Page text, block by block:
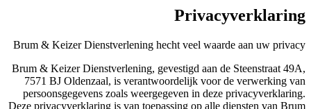
Privacyverklaring
Brum & Keizer Dienstverlening hecht veel waarde aan uw privacy
Brum & Keizer Dienstverlening, gevestigd aan de Steenstraat 49A,
7571 BJ Oldenzaal, is verantwoordelijk voor de verwerking van
persoonsgegevens zoals weergegeven in deze privacyverklaring.
Deze privacyverklaring is van toepassing op alle diensten van Brum